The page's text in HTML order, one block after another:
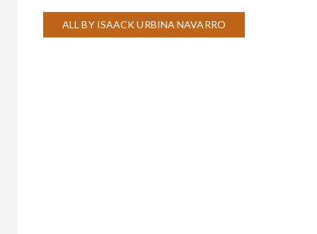
ALL BY ISAACK URBINA NAVARRO